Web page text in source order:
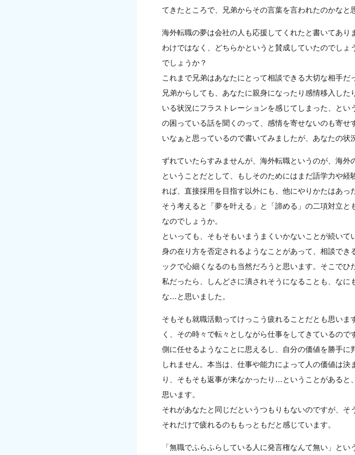
てきたところで、兄弟からその言葉を言われたのかなと
海外転職の夢は会社の人も応援してくれたと書いてあ
わけではなく、どちらかというと賛成していたのでし
でしょうか？
これまで兄弟はあなたにとって相談できる大切な相手
兄弟からしても、あなたに親身になったり感情移入し
いる状況にフラストレーションを感じてしまった、と
の困っている話を聞くのって、感情を寄せないのも寄
いなぁと思っているので書いてみましたが、あなたの状
ずれていたらすみませんが、海外転職というのが、海外
ということだとして、もしそのためにはまだ語学力や
れば、直接採用を目指す以外にも、他にやりかたはあ
そう考えると「夢を叶える」と「諦める」の二項対立と
なのでしょうか。
といっても、そもそもいまうまくいかないことが続い
身の在り方を否定されるようなことがあって、相談でき
ックで心細くなるのも当然だろうと思います。そこでひ
私だったら、しんどさに潰されそうになることも、なに
な…と思いました。
そもそも就職活動ってけっこう疲れることだとも思い
く、その時々で転々としながら仕事をしてきているの
側に任せるようなことに思えるし、自分の価値を勝手
しれません。本当は、仕事や能力によって人の価値は
り、そもそも返事が来なかったり…ということがある
思います。
それがあなたと同じだというつもりもないのですが、そ
それだけで疲れるのももっともだと感じています。
「無職でふらふらしている人に発言権なんて無い」と